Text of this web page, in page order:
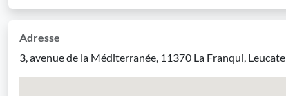
Adresse
3, avenue de la Méditerranée, 11370 La Franqui, Leucate